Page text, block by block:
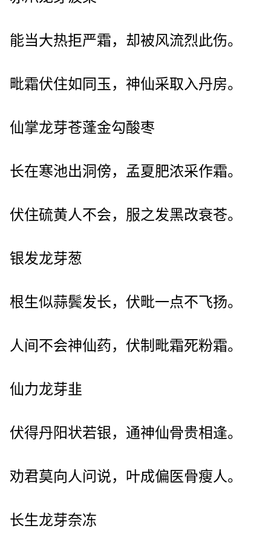
能当大热拒严霜，却被风流烈此伤。
毗霜伏住如同玉，神仙采取入丹房。
仙掌龙芽苍蓬金勾酸枣
长在寒池出洞傍，孟夏肥浓采作霜。
伏住硫黄人不会，服之发黑改衰苍。
银发龙芽葱
根生似蒜鬓发长，伏毗一点不飞扬。
人间不会神仙药，伏制毗霜死粉霜。
仙力龙芽韭
伏得丹阳状若银，通神仙骨贵相逢。
劝君莫向人问说，叶成偏医骨瘦人。
长生龙芽奈冻